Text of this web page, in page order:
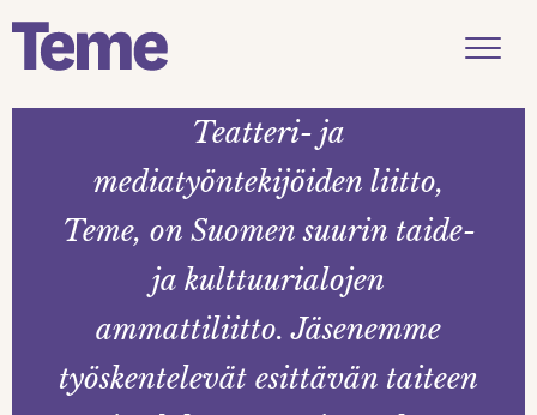
Teatteri- ja
mediatyöntekijöiden liitto,
Teme, on Suomen suurin taide-
ja kulttuurialojen
ammattiliitto. Jäsenemme
työskentelevät esittävän taiteen